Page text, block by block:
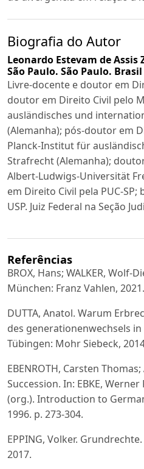
Biografia do Autor
Leonardo Estevam de Assis
São Paulo. São Paulo. Brasil
Livre-docente e doutor em
doutor em Direito Civil pelo
ausländisches und
(Alemanha); pós-doutor em
Planck-Institut für
Strafrecht (Alemanha);
Albert-Ludwigs-Universität
em Direito Civil pela PUC-
USP. Juiz Federal na Seção
Referências
BROX, Hans; WALKER, Wolf-
München: Franz Vahlen, 2021.
DUTTA, Anatol. Warum
des generationenwechsels
Tübingen: Mohr Siebeck,
EBENROTH, Carsten
Succession. In: EBKE, Werner
(org.). Introduction to
1996. p. 273-304.
EPPING, Volker.
2017.